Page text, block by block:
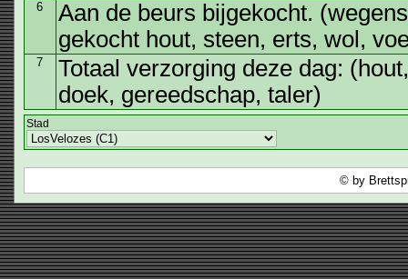
6
Aan de beurs bijgekocht.
gekocht hout, steen, erts, wol,
7
Totaal verzorging deze dag:
doek, gereedschap, taler)
Stad
© by